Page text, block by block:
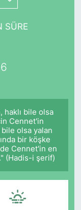
SÜRE
haklı bile olsa
Cennet'in
olsa yalan
bir köşke
Cennet'in en
(Hadis-i şerif)